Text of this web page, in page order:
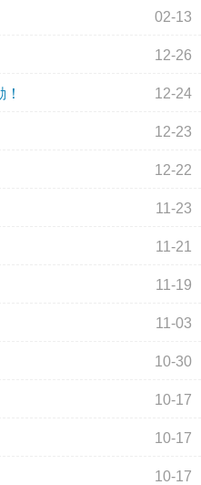
02-13
12-26
12-24
12-23
12-22
11-23
11-21
11-19
11-03
10-30
10-17
10-17
10-17